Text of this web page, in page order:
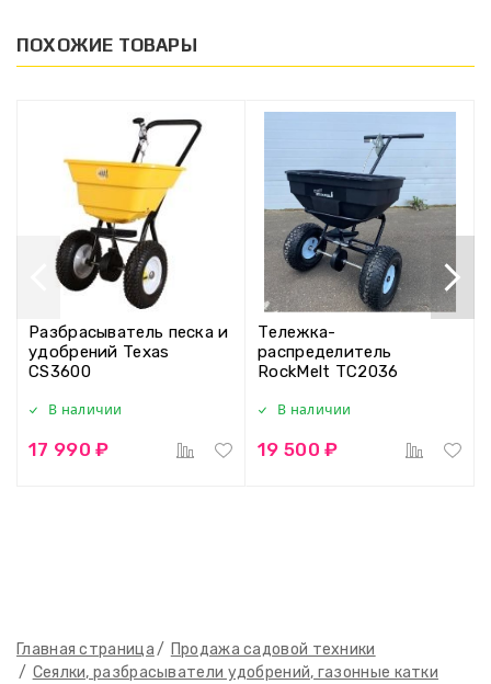
Главная страница
Продажа садовой техники
Сеялки, разбрасыватели удобрений, газонные катки
ПОХОЖИЕ ТОВАРЫ
Разбрасыватель песка и
удобрений Texas
CS3600
В наличии
17 990 ₽
Тележка-
распределитель
RockMelt TC2036
В наличии
19 500 ₽